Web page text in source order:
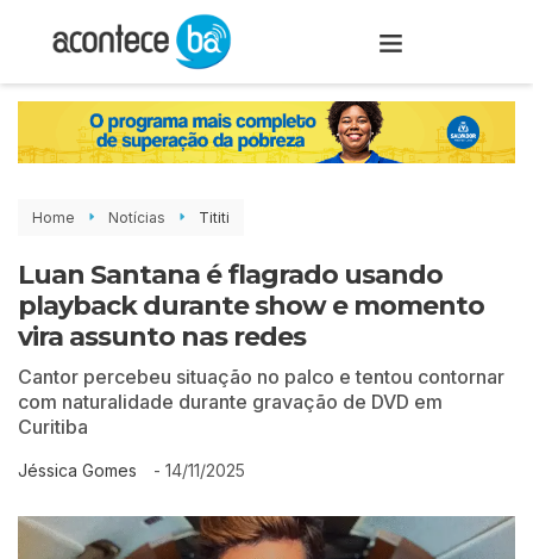
Home Notícias Tititi
Luan Santana é flagrado usando
playback durante show e momento
vira assunto nas redes
Cantor percebeu situação no palco e tentou contornar
com naturalidade durante gravação de DVD em
Curitiba
Jéssica Gomes - 14/11/2025